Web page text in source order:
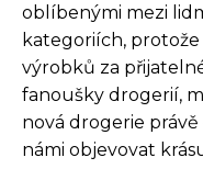
oblíbenými mezi
kategoriích,
výrobků za
fanoušky drogerií,
nová drogerie
námi objevovat